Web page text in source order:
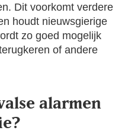
Dit voorkomt verdere
houdt nieuwsgierige
zo goed mogelijk
of andere
alarmen